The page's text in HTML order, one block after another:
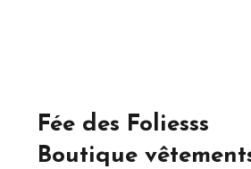
Fée des Foliesss
Boutique